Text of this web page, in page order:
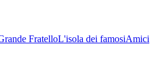
FratelloL'isola dei famosiAmici